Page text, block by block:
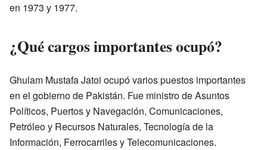
en 1973 y 1977.
¿Qué cargos importantes ocupó?
Ghulam Mustafa Jatoi ocupó varios puestos importantes
en el gobierno de Pakistán. Fue ministro de Asuntos
Políticos, Puertos y Navegación, Comunicaciones,
Petróleo y Recursos Naturales, Tecnología de la
Información, Ferrocarriles y Telecomunicaciones.